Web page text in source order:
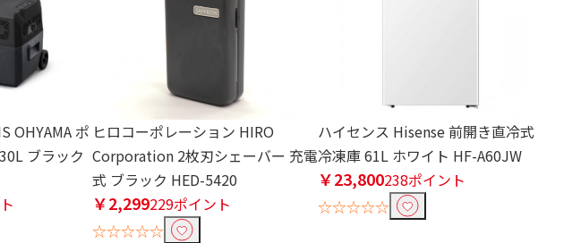
OHYAMA ポ
ブラック
ヒロコーポレーション HIRO
Corporation 2枚刃シェーバー 充電
式 ブラック HED-5420
￥2,299229ポイント
☆☆☆☆☆
ハイセンス Hisense 前開き直冷式
冷凍庫 61L ホワイト HF-A60JW
￥23,800238ポイント
☆☆☆☆☆